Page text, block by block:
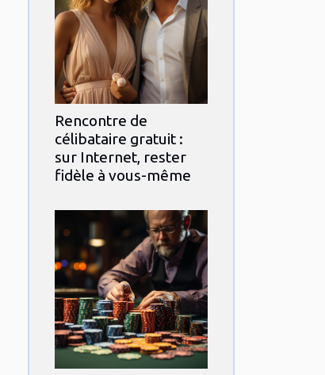
Rencontre de
célibataire gratuit :
sur Internet, rester
fidèle à vous-même